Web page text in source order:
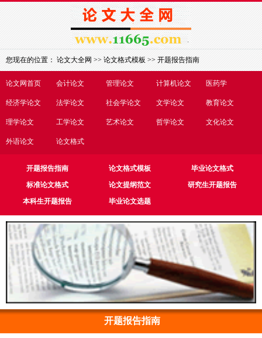
论文网首页 会计论文 管理论文 计算机论文 医药学
经济学论文 法学论文 社会学论文 文学论文 教育论文
理学论文 工学论文 艺术论文 哲学论文 文化论文
外语论文 论文格式
您现在的位置：论文大全网>>论文格式模板>>开题报告指南
开题报告指南 论文格式模板
毕业论文格式
标准论文格式
论文提纲范文
研究生开题报告
本科生开题报告
毕业论文选题
开题报告指南